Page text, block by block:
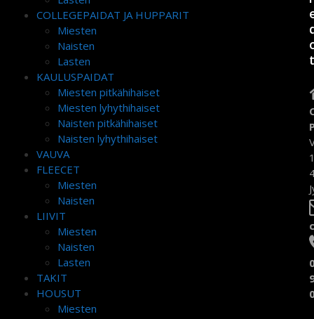
COLLEGEPAIDAT JA HUPPARIT
Miesten
Naisten
Lasten
KAULUSPAIDAT
Miesten pitkähihaiset
Miesten lyhythihaiset
Naisten pitkähihaiset
Naisten lyhythihaiset
VAUVA
FLEECET
Miesten
Naisten
LIIVIT
Miesten
Naisten
Lasten
TAKIT
HOUSUT
Miesten
t